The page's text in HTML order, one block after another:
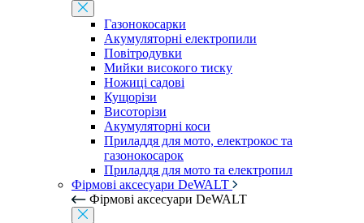
Газонокосарки
Акумуляторні електропили
Повітродувки
Мийки високого тиску
Ножиці садові
Кущорізи
Висоторізи
Акумуляторні коси
Приладдя для мото, електрокос та
газонокосарок
Приладдя для мото та електропил
Фірмові аксесуари DeWALT
Фірмові аксесуари DeWALT